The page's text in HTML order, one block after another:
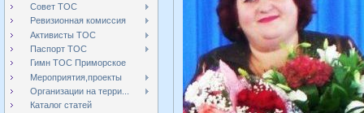
Совет ТОС
Ревизионная комиссия
Активисты ТОС
Паспорт ТОС
Гимн ТОС Приморское
Мероприятия,проекты
Организации на терри...
Каталог статей